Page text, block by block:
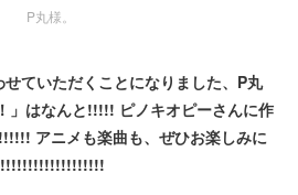
P丸様。
ていただくことになりました、P丸
」はなんと!!!!! ピノキオピーさんに作
アニメも楽曲も、ぜひお楽しみに